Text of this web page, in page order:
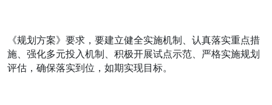
《规划方案》要求，要建立健全实施机制、认真落实重点措
施、强化多元投入机制、积极开展试点示范、严格实施规划
评估，确保落实到位，如期实现目标。